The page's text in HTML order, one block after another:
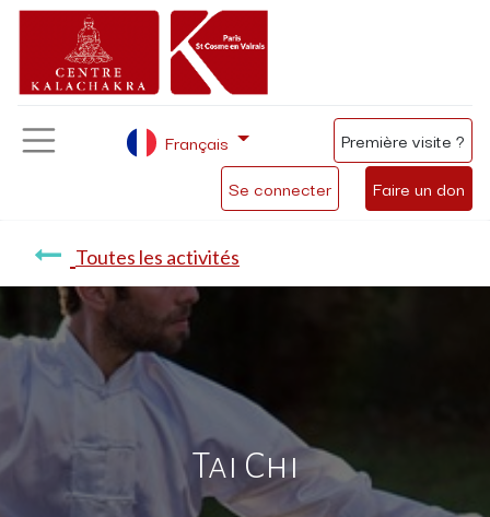
Se connecter Faire un don
Français Première visite ?
Toutes les activités
Tai Chi